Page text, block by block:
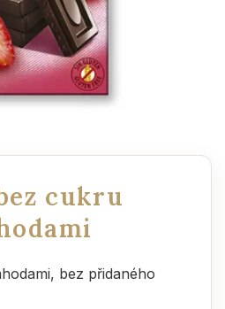
cukru
bez přidaného